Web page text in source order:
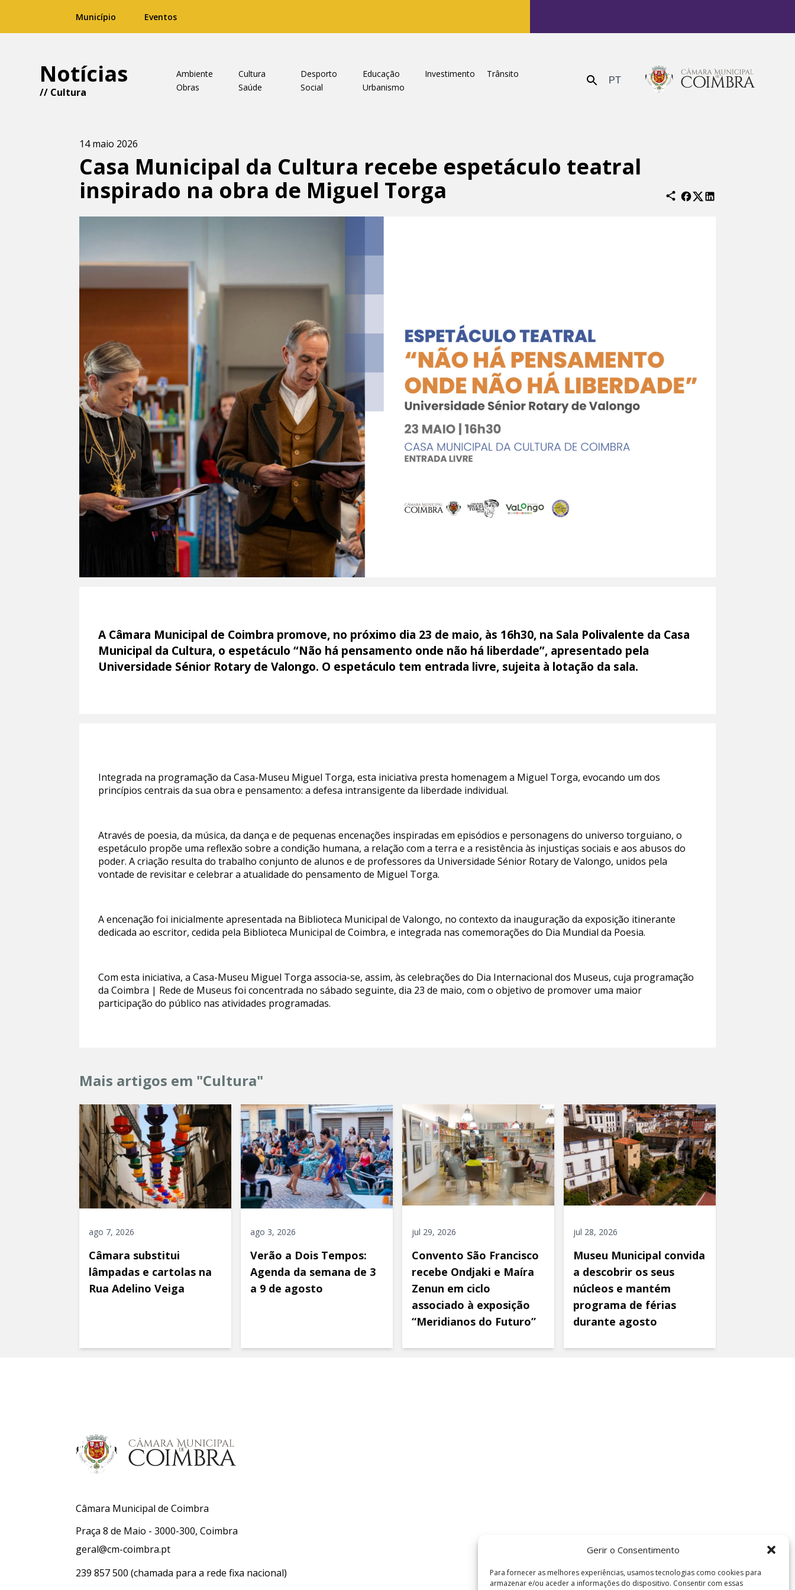
Gerir o Consentimento
Para fornecer as melhores experiências, usamos tecnologias como cookies para
armazenar e/ou aceder a informações do dispositivo. Consentir com essas
Município Eventos
Notícias
// Cultura
Ambiente Cultura Desporto Educação Investimento
Trânsito
Obras
Saúde Social Urbanismo Enviar PT
14 maio 2026
Casa Municipal da Cultura recebe espetáculo teatral
inspirado na obra de Miguel Torga
A Câmara Municipal de Coimbra promove, no próximo dia 23 de maio, às 16h30, na Sala Polivalente da Casa
Municipal da Cultura, o espetáculo “Não há pensamento onde não há liberdade”, apresentado pela
Universidade Sénior Rotary de Valongo. O espetáculo tem entrada livre, sujeita à lotação da sala.
Integrada na programação da Casa-Museu Miguel Torga, esta iniciativa presta homenagem a Miguel Torga, evocando um dos
princípios centrais da sua obra e pensamento: a defesa intransigente da liberdade individual.
Através de poesia, da música, da dança e de pequenas encenações inspiradas em episódios e personagens do universo torguiano, o
espetáculo propõe uma reflexão sobre a condição humana, a relação com a terra e a resistência às injustiças sociais e aos abusos do
poder. A criação resulta do trabalho conjunto de alunos e de professores da Universidade Sénior Rotary de Valongo, unidos pela
vontade de revisitar e celebrar a atualidade do pensamento de Miguel Torga.
A encenação foi inicialmente apresentada na Biblioteca Municipal de Valongo, no contexto da inauguração da exposição itinerante
dedicada ao escritor, cedida pela Biblioteca Municipal de Coimbra, e integrada nas comemorações do Dia Mundial da Poesia.
Com esta iniciativa, a Casa-Museu Miguel Torga associa-se, assim, às celebrações do Dia Internacional dos Museus, cuja programação
da Coimbra | Rede de Museus foi concentrada no sábado seguinte, dia 23 de maio, com o objetivo de promover uma maior
participação do público nas atividades programadas.
Mais artigos em "Cultura"
ago 7, 2026
Câmara substitui
lâmpadas e cartolas na
Rua Adelino Veiga
ago 3, 2026
Verão a Dois Tempos:
Agenda da semana de 3
a 9 de agosto
jul 29, 2026
Convento São Francisco
recebe Ondjaki e Maíra
Zenun em ciclo
associado à exposição
“Meridianos do Futuro”
jul 28, 2026
Museu Municipal convida
a descobrir os seus
núcleos e mantém
programa de férias
durante agosto
Câmara Municipal de Coimbra
Praça 8 de Maio - 3000-300, Coimbra
geral@cm-coimbra.pt
239 857 500 (chamada para a rede fixa nacional)